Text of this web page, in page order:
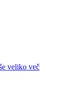
veliko več